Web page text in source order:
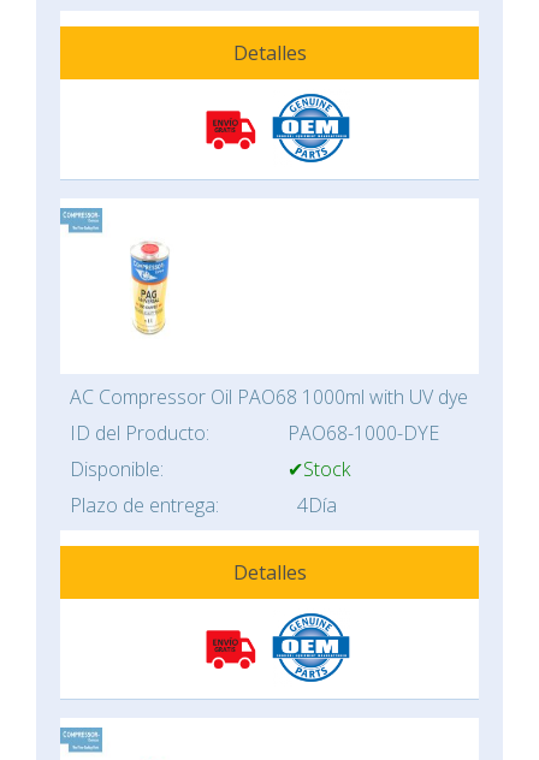
Detalles
AC Compressor Oil PAO68 1000ml with UV dye
ID del Producto:
PAO68-1000-DYE
Disponible:
✔Stock
Plazo de entrega:
4Día
Detalles